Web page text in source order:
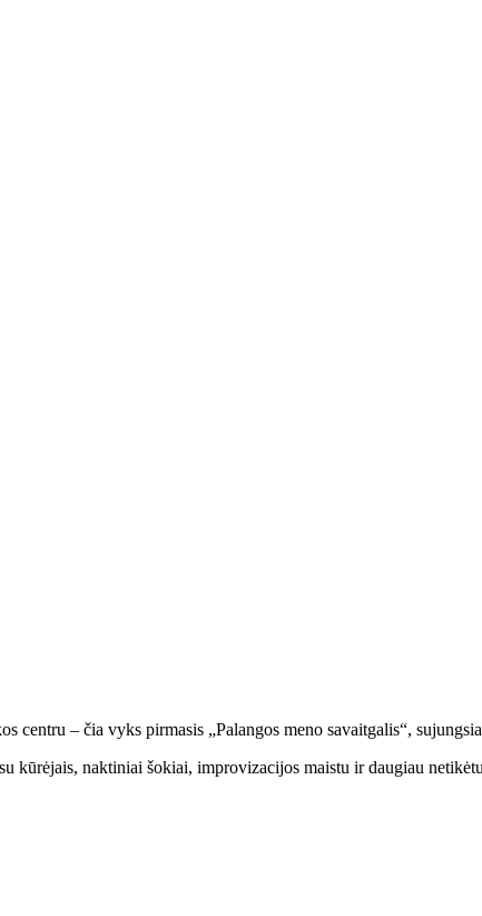
– čia vyks pirmasis „Palangos meno savaitgalis“,
kūrėjais, naktiniai šokiai, improvizacijos maistu ir daugiau